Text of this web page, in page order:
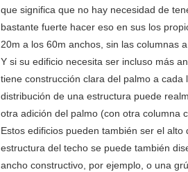
que significa que no hay necesidad de
bastante fuerte hacer eso en sus los
20m a los 60m anchos, sin las columnas
Y si su edificio necesita ser incluso más
tiene construcción clara del palmo a
distribución de una estructura puede
otra adición del palmo (con otra columna
Estos edificios pueden también ser el
estructura del techo se puede también
ancho constructivo, por ejemplo, o una